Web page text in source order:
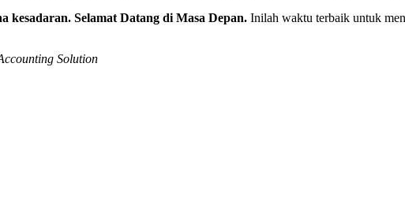
kesadaran. Selamat Datang di Masa Depan. Inilah waktu terbaik untuk
Solution